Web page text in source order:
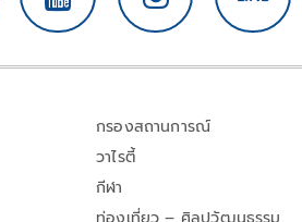
กรองสถานการณ์
วาไรตี้
กีฬา